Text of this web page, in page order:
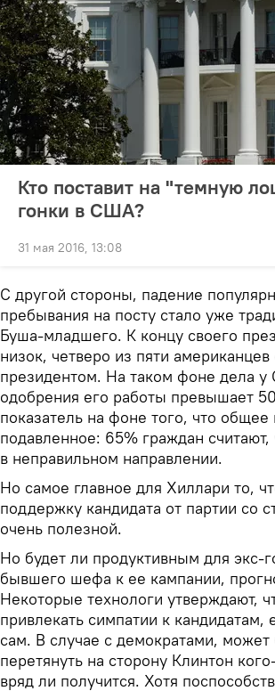
Кто поставит на "темную
гонки в США?
31 мая 2016, 13:08
С другой стороны, падение
пребывания на посту стало уже
Буша-младшего. К концу своего
низок, четверо из пяти
президентом. На таком фоне дела
одобрения его работы превышает
показатель на фоне того, что
подавленное: 65% граждан считают,
в неправильном направлении.
Но самое главное для Хиллари то,
поддержку кандидата от партии со
очень полезной.
Но будет ли продуктивным для экс-
бывшего шефа к ее кампании,
Некоторые технологи утверждают,
привлекать симпатии к
сам. В случае с демократами, может
перетянуть на сторону Клинтон
вряд ли получится. Хотя